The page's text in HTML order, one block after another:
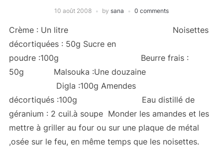
10 août 2008 by sana 0 comments
Crème : Un litre Noisettes
décortiquées : 50g Sucre en
poudre :100g Beurre frais :
50g Malsouka :Une douzaine
Digla :100g Amendes
décortiqués :100g Eau distillé de
géranium : 2 cuil.à soupe Monder les amandes et les
mettre à griller au four ou sur une plaque de métal
,osée sur le feu, en même temps que les noisettes.